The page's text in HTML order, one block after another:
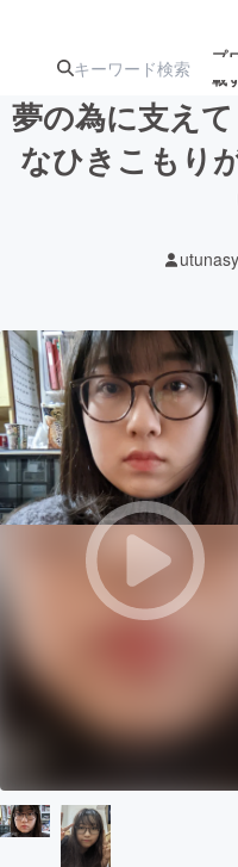
プ
載
注目の
テクノロジー・
映像・映画
ビジネス・起業
まちづくり・地
CAMPFIRE for
CAMPFIREふるさ
夢の為に支え
なひきこもり